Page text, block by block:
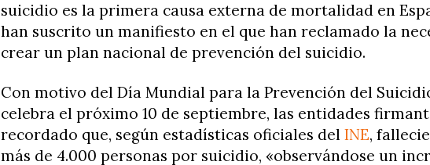
suicidio es la primera causa externa de mortalidad en
han suscrito un manifiesto en el que han reclamado la
crear un plan nacional de prevención del suicidio.
Con motivo del Día Mundial para la Prevención del
celebra el próximo 10 de septiembre, las entidades
recordado que, según estadísticas oficiales del INE,
más de 4.000 personas por suicidio, «observándose un